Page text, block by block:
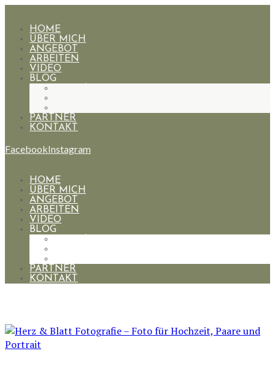
HOME
ÜBER MICH
ANGEBOT
ARBEITEN
VIDEO
BLOG
PARTNER
KONTAKT
FacebookInstagram
HOME
ÜBER MICH
ANGEBOT
ARBEITEN
VIDEO
BLOG
PARTNER
KONTAKT